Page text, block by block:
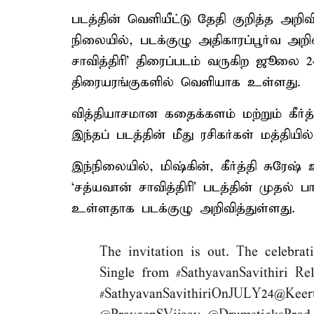
படத்தின் வெளியீட்டு தேதி குறித்த
நிலையில், படக்குழு அதிகாரப்பூர்வ
சாவித்திரி’ திரைப்படம் வருகிற
திரையரங்குகளில் வெளியாக உள்ளது.
வித்தியாசமான கதைக்களம் மற்றும்
இந்தப் படத்தின் மீது ரசிகர்கள் மத்தியில்
இந்நிலையில், மிஷ்கின், கீர்த்தி சுரேஷ்
‘சத்யவான் சாவித்திரி’ படத்தின் முதல்
உள்ளதாக படக்குழு அறிவித்துள்ளது.
The invitation is out. The
Single from #SathyavanSavithiri
#SathyavanSavithiriOnJULY24